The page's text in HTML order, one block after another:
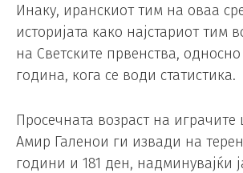
Инаку, иранскиот тим на оваа
историјата како најстариот тим
на Светските првенства, односно
година, кога се води статистика.
Просечната возраст на играчите
Амир Галенои ги извади на
години и 181 ден, надминувајќи